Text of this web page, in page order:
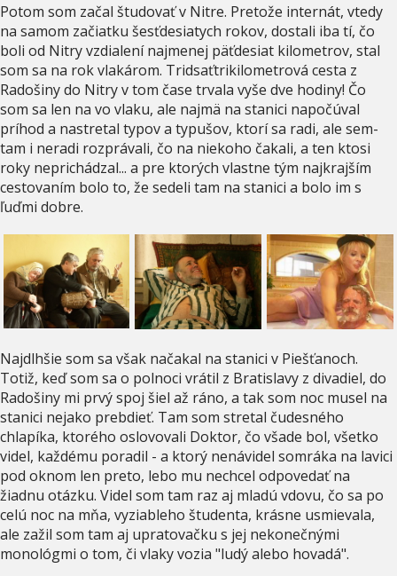
Potom som začal študovať v Nitre. Pretože internát, vtedy
na samom začiatku šesťdesiatych rokov, dostali iba tí, čo
boli od Nitry vzdialení najmenej päťdesiat kilometrov, stal
som sa na rok vlakárom. Tridsaťtrikilometrová cesta z
Radošiny do Nitry v tom čase trvala vyše dve hodiny! Čo
som sa len na vo vlaku, ale najmä na stanici napočúval
príhod a nastretal typov a typušov, ktorí sa radi, ale sem-
tam i neradi rozprávali, čo na niekoho čakali, a ten ktosi
roky neprichádzal... a pre ktorých vlastne tým najkrajším
cestovaním bolo to, že sedeli tam na stanici a bolo im s
ľuďmi dobre.
Najdlhšie som sa však načakal na stanici v Piešťanoch.
Totiž, keď som sa o polnoci vrátil z Bratislavy z divadiel, do
Radošiny mi prvý spoj šiel až ráno, a tak som noc musel na
stanici nejako prebdieť. Tam som stretal čudesného
chlapíka, ktorého oslovovali Doktor, čo všade bol, všetko
videl, každému poradil - a ktorý nenávidel somráka na lavici
pod oknom len preto, lebo mu nechcel odpovedať na
žiadnu otázku. Videl som tam raz aj mladú vdovu, čo sa po
celú noc na mňa, vyziableho študenta, krásne usmievala,
ale zažil som tam aj upratovačku s jej nekonečnými
monológmi o tom, či vlaky vozia "ludý alebo hovadá".